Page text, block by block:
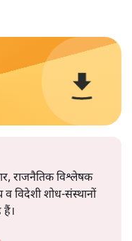
राजनैतिक विश्लेषक
व विदेशी शोध-संस्थानों
हैं।